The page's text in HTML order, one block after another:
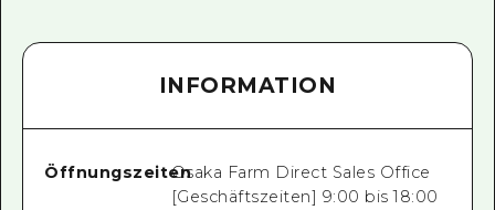
INFORMATION
ÖffnungszeitenOsaka Farm Direct Sales Office
[Geschäftszeiten] 9:00 bis 18:00